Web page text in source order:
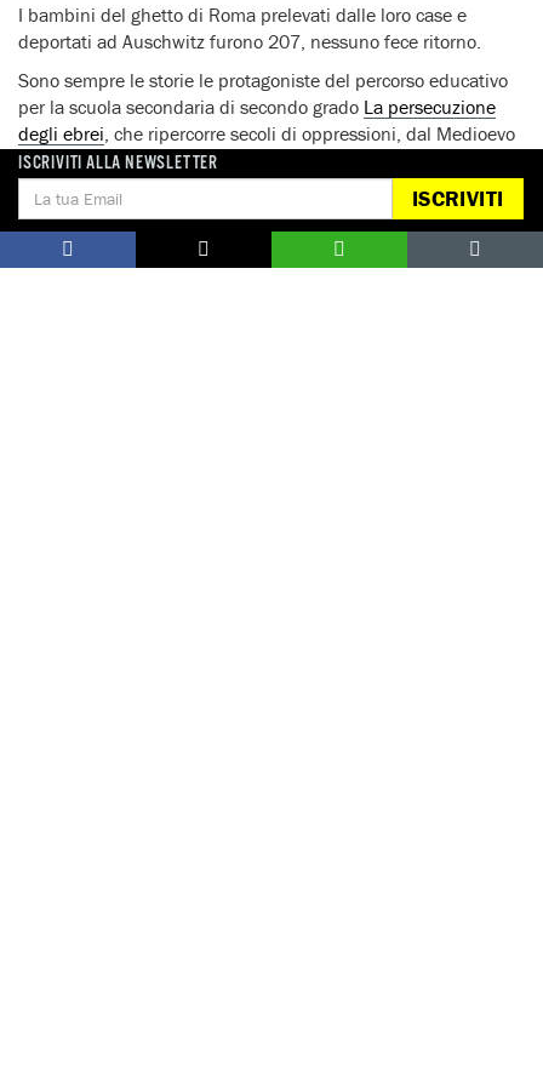
I bambini del ghetto di Roma prelevati dalle loro case e
deportati ad Auschwitz furono 207, nessuno fece ritorno.
Sono sempre le storie le protagoniste del percorso educativo
per la scuola secondaria di secondo grado La persecuzione
degli ebrei , che ripercorre secoli di oppressioni, dal Medioevo
fino alla notte dei cristalli, per arrivare perfino ai libri per
l’infanzia degli anni 30’, in cui gli stessi bambini diventarono
oggetto della propaganda del regime nazista.Storie che
risultano imprescindibili per comprendere che il futuro
nasce dalla conoscenza del passato, per riconoscere le
ISCRIVITI ALLA NEWSLETTER
ISCRIVITI